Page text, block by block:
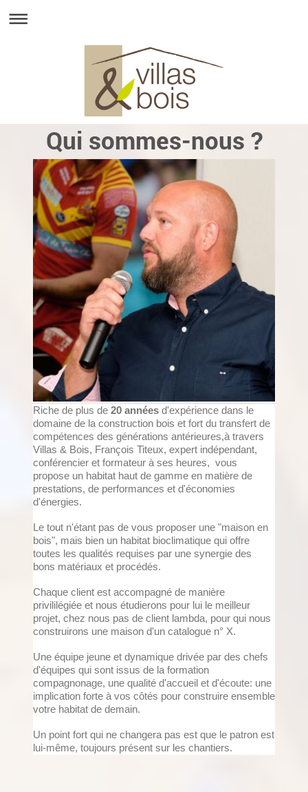
Qui sommes-nous ?
Riche de plus de 20 années d'expérience dans le
domaine de la construction bois et fort du transfert de
compétences des générations antérieures,à travers
Villas & Bois, François Titeux, expert indépendant,
conférencier et formateur à ses heures, vous
propose un habitat haut de gamme en matière de
prestations, de performances et d'économies
d'énergies.
Le tout n'étant pas de vous proposer une "maison en
bois", mais bien un habitat bioclimatique qui offre
toutes les qualités requises par une synergie des
bons matériaux et procédés.
Chaque client est accompagné de manière
privililégiée et nous étudierons pour lui le meilleur
projet, chez nous pas de client lambda, pour qui nous
construirons une maison d'un catalogue n° X.
Une équipe jeune et dynamique drivée par des chefs
d'équipes qui sont issus de la formation
compagnonage, une qualité d'accueil et d'écoute: une
implication forte à vos côtés pour construire ensemble
votre habitat de demain.
Un point fort qui ne changera pas est que le patron est
lui-même, toujours présent sur les chantiers.